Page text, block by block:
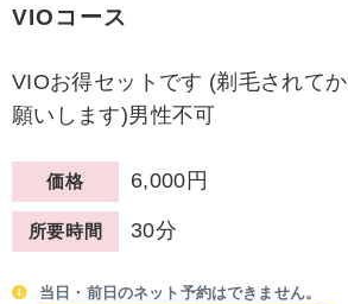
VIOコース
VIOお得セットです (剃毛されて
願いします)男性不可
価格 6,000円
所要時間 30分
当日・前日のネット予約はできません。